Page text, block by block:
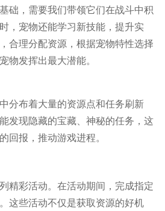
础，需要我们带领它们在战斗中积
，宠物还能学习新技能，提升实
合理分配资源，根据宠物特性选择
物发挥出最大潜能。
分布着大量的资源点和任务刷新
发现隐藏的宝藏、神秘的任务，这
回报，推动游戏进程。
精彩活动。在活动期间，完成指定
这些活动不仅是获取资源的好机